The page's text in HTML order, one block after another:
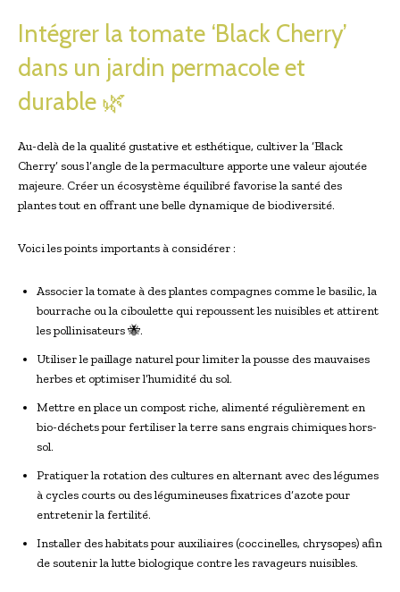
Intégrer la tomate ‘Black Cherry’
dans un jardin permacole et
durable 🌿
Au-delà de la qualité gustative et esthétique, cultiver la ‘Black
Cherry’ sous l’angle de la permaculture apporte une valeur ajoutée
majeure. Créer un écosystème équilibré favorise la santé des
plantes tout en offrant une belle dynamique de biodiversité.
Voici les points importants à considérer :
Associer la tomate à des plantes compagnes comme le basilic, la
bourrache ou la ciboulette qui repoussent les nuisibles et attirent
les pollinisateurs 🐝.
Utiliser le paillage naturel pour limiter la pousse des mauvaises
herbes et optimiser l’humidité du sol.
Mettre en place un compost riche, alimenté régulièrement en
bio-déchets pour fertiliser la terre sans engrais chimiques hors-
sol.
Pratiquer la rotation des cultures en alternant avec des légumes
à cycles courts ou des légumineuses fixatrices d’azote pour
entretenir la fertilité.
Installer des habitats pour auxiliaires (coccinelles, chrysopes) afin
de soutenir la lutte biologique contre les ravageurs nuisibles.